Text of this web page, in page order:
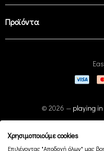
Προϊόντα
© 2026 — playing
Χρησιμοποιούμε cookies
Επιλέγοντας "Αποδοχή όλων" μας